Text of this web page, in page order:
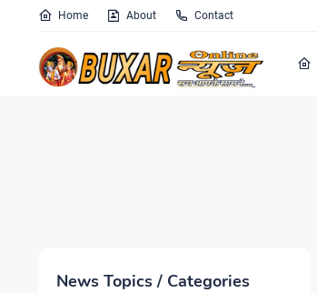
Home About Contact
News Topics / Categories